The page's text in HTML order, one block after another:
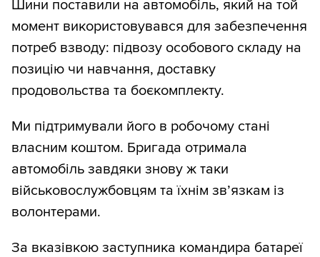
Шини поставили на автомобіль, який на той
момент використовувався для забезпечення
потреб взводу: підвозу особового складу на
позицію чи навчання, доставку
продовольства та боєкомплекту.
Ми підтримували його в робочому стані
власним коштом. Бригада отримала
автомобіль завдяки знову ж таки
військовослужбовцям та їхнім зв’язкам із
волонтерами.
За вказівкою заступника командира батареї